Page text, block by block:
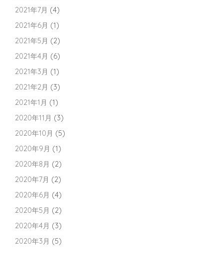
2021年7月 (4)
2021年6月 (1)
2021年5月 (2)
2021年4月 (6)
2021年3月 (1)
2021年2月 (3)
2021年1月 (1)
2020年11月 (3)
2020年10月 (5)
2020年9月 (1)
2020年8月 (2)
2020年7月 (2)
2020年6月 (4)
2020年5月 (2)
2020年4月 (3)
2020年3月 (5)